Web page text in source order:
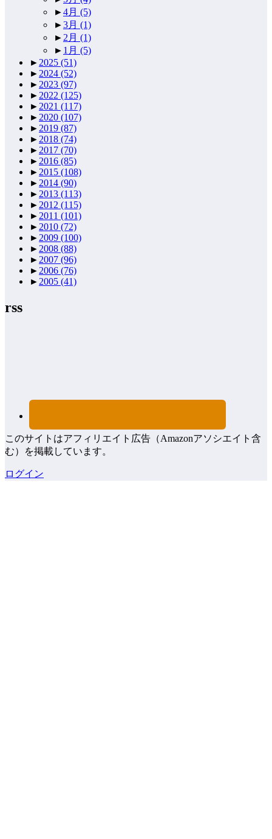
►4月 (5)
►3月 (1)
► 2月 (1)
► 1月 (5)
► 2025 (51)
► 2024 (52)
► 2023 (97)
► 2022 (125)
► 2021 (117)
► 2020 (107)
► 2019 (87)
► 2018 (74)
► 2017 (70)
► 2016 (85)
► 2015 (108)
► 2014 (90)
► 2013 (113)
► 2012 (115)
► 2011 (101)
► 2010 (72)
► 2009 (100)
► 2008 (88)
► 2007 (96)
► 2006 (76)
► 2005 (41)
rss
このサイトはアフィリエイト広告（Amazonアソシエイト含
む）を掲載しています。
ログイン